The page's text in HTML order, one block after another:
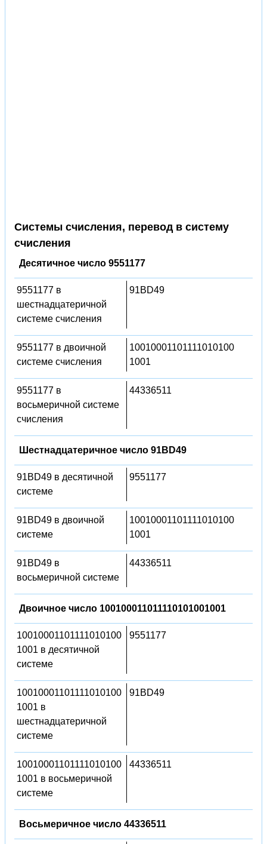
Системы счисления, перевод в систему
счисления
Десятичное число 9551177
9551177 в
шестнадцатеричной
системе счисления
91BD49
9551177 в двоичной
системе счисления
10010001101111010100
1001
9551177 в
восьмеричной системе
счисления
44336511
Шестнадцатеричное число 91BD49
91BD49 в десятичной
системе
9551177
91BD49 в двоичной
системе
10010001101111010100
1001
91BD49 в
восьмеричной системе
44336511
Двоичное число 100100011011110101001001
10010001101111010100
1001 в десятичной
системе
9551177
10010001101111010100
1001 в
шестнадцатеричной
системе
91BD49
10010001101111010100
1001 в восьмеричной
системе
44336511
Восьмеричное число 44336511